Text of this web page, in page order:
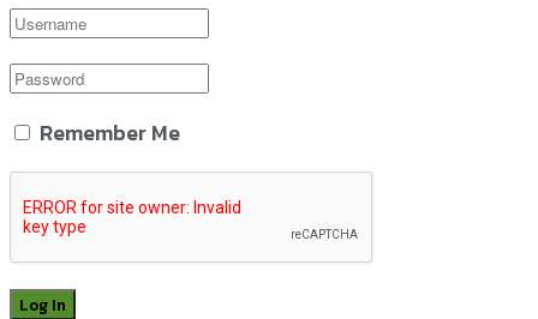
Remember Me